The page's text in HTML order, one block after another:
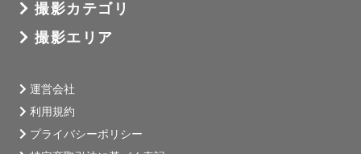
カレンダーの日程が「×」になっている日でも
ラブグラフ認定公式ライン（まほぉ直通）にてお問い合わ
せください！
【友達追加はこちら】https://lin.ee/FRByUya
撮影カテゴリ
撮影エリア
運営会社
利用規約
プライバシーポリシー